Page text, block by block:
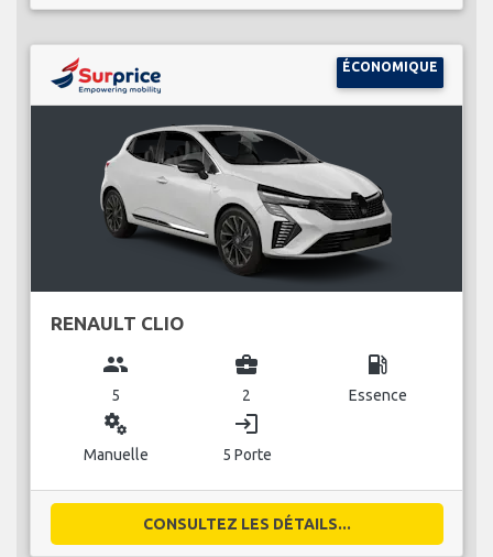
ÉCONOMIQUE
RENAULT CLIO
group
5
business_center
2
local_gas_station
Essence
miscellaneous_services
Manuelle
login
5 Porte
CONSULTEZ LES DÉTAILS...